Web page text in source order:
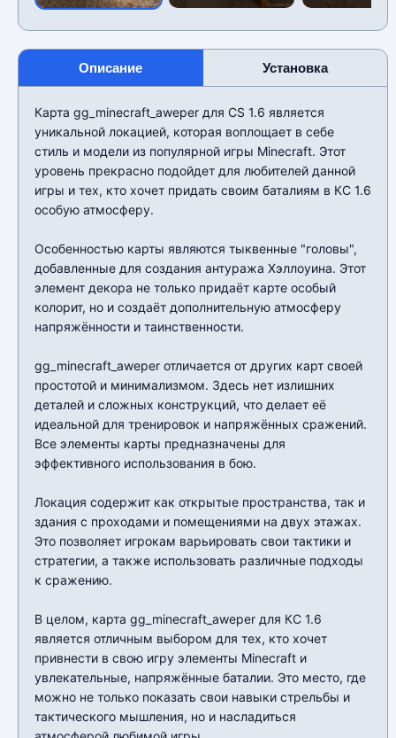
Описание Установка
Карта gg_minecraft_aweper для CS 1.6 является
уникальной локацией, которая воплощает в себе
стиль и модели из популярной игры Minecraft. Этот
уровень прекрасно подойдет для любителей данной
игры и тех, кто хочет придать своим баталиям в КС 1.6
особую атмосферу.
Особенностью карты являются тыквенные "головы",
добавленные для создания антуража Хэллоуина. Этот
элемент декора не только придаёт карте особый
колорит, но и создаёт дополнительную атмосферу
напряжённости и таинственности.
gg_minecraft_aweper отличается от других карт своей
простотой и минимализмом. Здесь нет излишних
деталей и сложных конструкций, что делает её
идеальной для тренировок и напряжённых сражений.
Все элементы карты предназначены для
эффективного использования в бою.
Локация содержит как открытые пространства, так и
здания с проходами и помещениями на двух этажах.
Это позволяет игрокам варьировать свои тактики и
стратегии, а также использовать различные подходы
к сражению.
В целом, карта gg_minecraft_aweper для КС 1.6
является отличным выбором для тех, кто хочет
привнести в свою игру элементы Minecraft и
увлекательные, напряжённые баталии. Это место, где
можно не только показать свои навыки стрельбы и
тактического мышления, но и насладиться